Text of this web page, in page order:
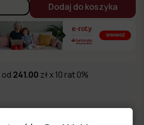
Dodaj do koszyka
241.00 zł x 10 rat 0%